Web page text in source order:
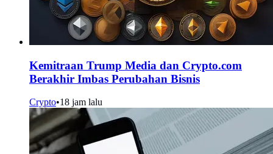
Kemitraan Trump Media dan Crypto.com
Berakhir Imbas Perubahan Bisnis
Crypto•18 jam lalu